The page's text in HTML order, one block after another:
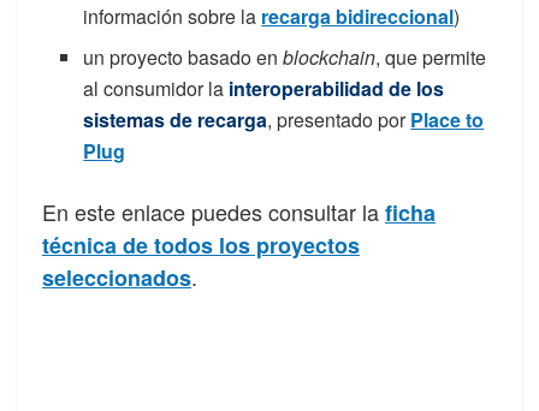
información sobre la recarga bidireccional)
un proyecto basado enblockchain, que permite
al consumidor la interoperabilidad de los
sistemas de recarga, presentado porPlace to
Plug
En este enlace puedes consultar laficha
técnica de todos los proyectos
seleccionados.